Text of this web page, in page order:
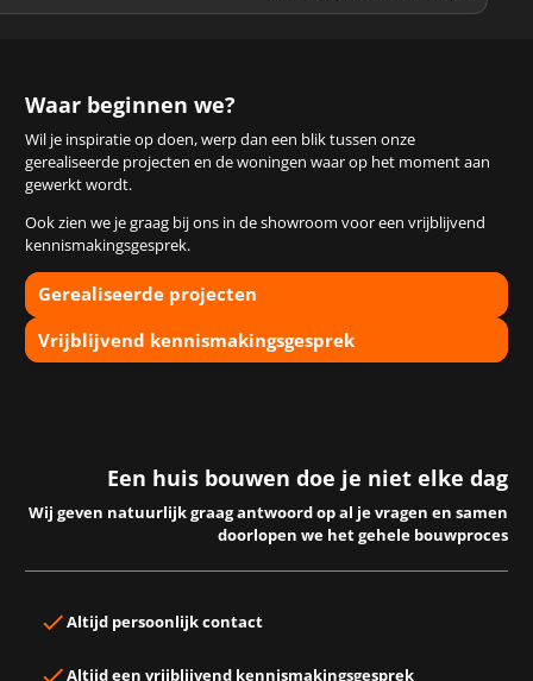
Waar beginnen we?
Wil je inspiratie op doen, werp dan een blik tussen onze
gerealiseerde projecten en de woningen waar op het moment aan
gewerkt wordt.
Ook zien we je graag bij ons in de showroom voor een vrijblijvend
kennismakingsgesprek.
Gerealiseerde projecten
Vrijblijvend kennismakingsgesprek
Een huis bouwen doe je niet elke dag
Wij geven natuurlijk graag antwoord op al je vragen en samen
doorlopen we het gehele bouwproces
Altijd persoonlijk contact
Altijd eenvrijblijvend kennismakingsgesprek